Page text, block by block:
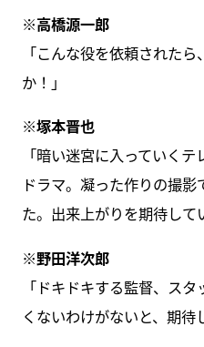
※高橋源一郎
「こんな役を依頼された
か！」
※塚本晋也
「暗い迷宮に入っていく
ドラマ。凝った作りの撮
た。出来上がりを期待して
※野田洋次郎
「ドキドキする監督、ス
くないわけがないと、期待